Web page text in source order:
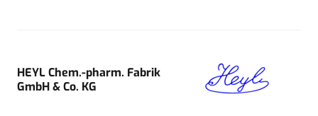
HEYL Chem.-pharm. Fabrik
GmbH & Co. KG